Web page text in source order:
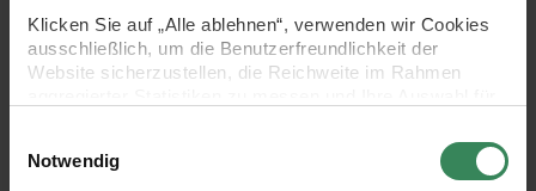
Klicken Sie auf „Alle ablehnen“, verwenden wir Cookies
ausschließlich, um die Benutzerfreundlichkeit der
Website sicherzustellen, die Reichweite im Rahmen
Ihre Einwilligung ist freiwillig und kann jederzeit über den
Link „Cookie-Einstellungen“ im Fußbereich der Seite
Notwendig